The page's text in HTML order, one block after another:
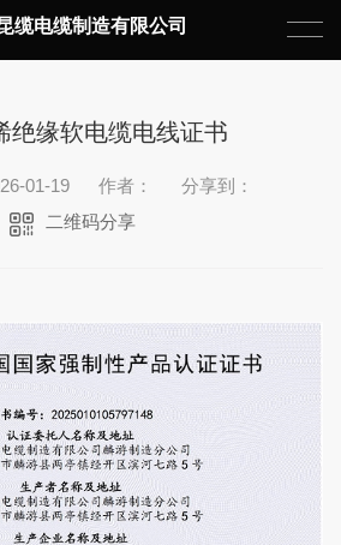
缆电缆制造有限公司
绝缘软电缆电线证书
01-19 作者：
分享到：
二维码分享